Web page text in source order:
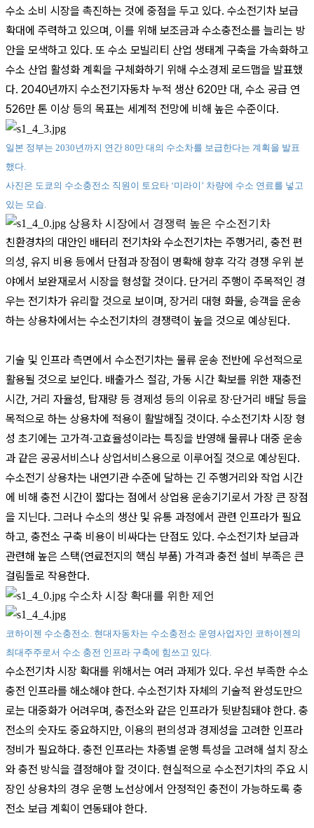
수소 소비 시장을 촉진하는 것에 중점을 두고 있다. 수소전기차 보급
확대에 주력하고 있으며, 이를 위해 보조금과 수소충전소를 늘리는 방
안을 모색하고 있다. 또 수소 모빌리티 산업 생태계 구축을 가속화하고
수소 산업 활성화 계획을 구체화하기 위해 수소경제 로드맵을 발표했
다. 2040년까지 수소전기자동차 누적 생산 620만 대, 수소 공급 연
526만 톤 이상 등의 목표는 세계적 전망에 비해 높은 수준이다.
일본 정부는 2030년까지 연간 80만 대의 수소차를 보급한다는 계획을 발표
했다.
사진은 도쿄의 수소충전소 직원이 토요타 ‘미라이’ 차량에 수소 연료를 넣고
있는 모습.
상용차 시장에서 경쟁력 높은 수소전기차
친환경차의 대안인 배터리 전기차와 수소전기차는 주행거리, 충전 편
의성, 유지 비용 등에서 단점과 장점이 명확해 향후 각각 경쟁 우위 분
야에서 보완재로서 시장을 형성할 것이다. 단거리 주행이 주목적인 경
우는 전기차가 유리할 것으로 보이며, 장거리 대형 화물, 승객을 운송
하는 상용차에서는 수소전기차의 경쟁력이 높을 것으로 예상된다.
기술 및 인프라 측면에서 수소전기차는 물류 운송 전반에 우선적으로
활용될 것으로 보인다. 배출가스 절감, 가동 시간 확보를 위한 재충전
시간, 거리 자율성, 탑재량 등 경제성 등의 이유로 장·단거리 배달 등을
목적으로 하는 상용차에 적용이 활발해질 것이다. 수소전기차 시장 형
성 초기에는 고가격·고효율성이라는 특징을 반영해 물류나 대중 운송
과 같은 공공서비스나 상업서비스용으로 이루어질 것으로 예상된다.
수소전기 상용차는 내연기관 수준에 달하는 긴 주행거리와 작업 시간
에 비해 충전 시간이 짧다는 점에서 상업용 운송기기로서 가장 큰 장점
을 지닌다. 그러나 수소의 생산 및 유통 과정에서 관련 인프라가 필요
하고, 충전소 구축 비용이 비싸다는 단점도 있다. 수소전기차 보급과
관련해 높은 스택(연료전지의 핵심 부품) 가격과 충전 설비 부족은 큰
걸림돌로 작용한다.
수소차 시장 확대를 위한 제언
코하이젠 수소충전소. 현대자동차는 수소충전소 운영사업자인 코하이젠의
최대주주로서 수소 충전 인프라 구축에 힘쓰고 있다.
수소전기차 시장 확대를 위해서는 여러 과제가 있다. 우선 부족한 수소
충전 인프라를 해소해야 한다. 수소전기차 자체의 기술적 완성도만으
로는 대중화가 어려우며, 충전소와 같은 인프라가 뒷받침돼야 한다. 충
전소의 숫자도 중요하지만, 이용의 편의성과 경제성을 고려한 인프라
정비가 필요하다. 충전 인프라는 차종별 운행 특성을 고려해 설치 장소
와 충전 방식을 결정해야 할 것이다. 현실적으로 수소전기차의 주요 시
장인 상용차의 경우 운행 노선상에서 안정적인 충전이 가능하도록 충
전소 보급 계획이 연동돼야 한다.